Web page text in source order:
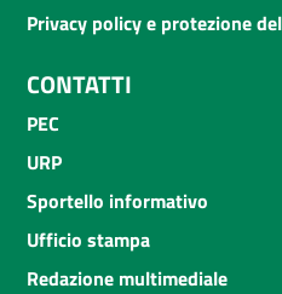
Privacy policy e protezione
CONTATTI
PEC
URP
Sportello informativo
Ufficio stampa
Redazione multimediale